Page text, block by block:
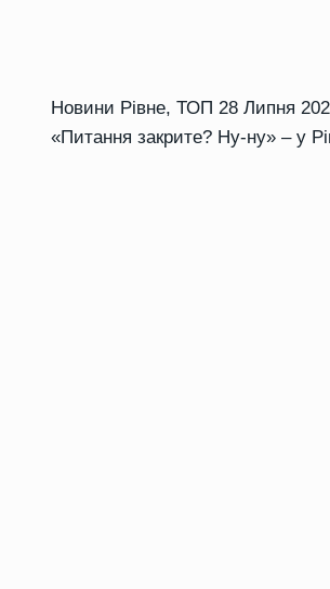
Новини Рівне, ТОП 28 Липня
«Питання закрите? Ну-ну» – у